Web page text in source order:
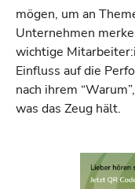
mögen, um an
Unternehmen
wichtige
Einfluss auf die
nach ihrem
was das Zeug hält.